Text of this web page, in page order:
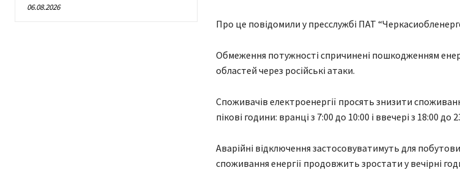
06.08.2026
Про це повідомили у пресслужбі ПАТ
Обмеження потужності спричинені пошкодженням
областей через російські атаки.
Споживачів електроенергії просять знизити
пікові години: вранці з 7:00 до 10:00 і ввечері з 18:00 до
Аварійні відключення застосовуватимуть для
споживання енергії продовжить зростати у вечірні